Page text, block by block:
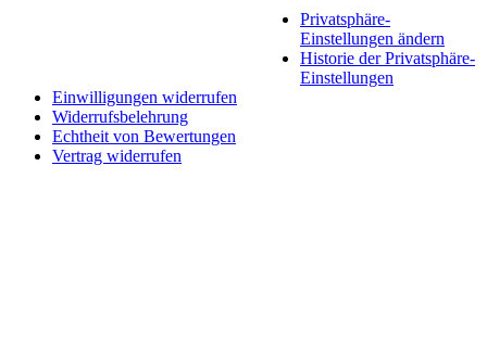
Privatsphäre-
Einstellungen ändern
Historie der Privatsphäre-
Einstellungen
Einwilligungen widerrufen
Widerrufsbelehrung
Echtheit von Bewertungen
Vertrag widerrufen